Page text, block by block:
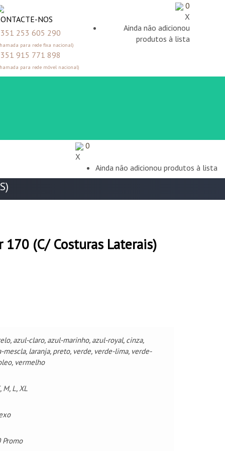
NOS
253 605 290
para rede fixa nacional)
915 771 898
para rede móvel nacional)
0
X
Ainda não adicionou
produtos à lista
0
X
Ainda não adicionou produtos à lista
170 (C/ Costuras Laterais)
azul-claro, azul-marinho, azul-royal, cinza,
mescla, laranja, preto, verde, verde-lima, verde-
vermelho
M, L, XL
Promo